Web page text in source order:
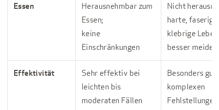
Essen
Herausnehmbar zum
Essen;
keine
Einschränkungen
Nicht
harte, faserige
klebrige
besser meiden
Effektivität
Sehr effektiv bei
leichten bis
moderaten Fällen
Besonders gut
komplexen